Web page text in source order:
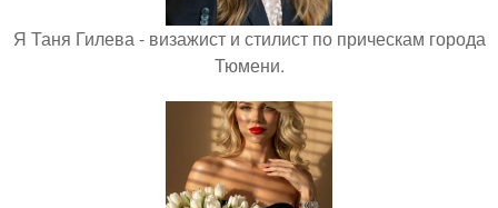
Я Таня Гилева - визажист и стилист по прическам города
Тюмени.